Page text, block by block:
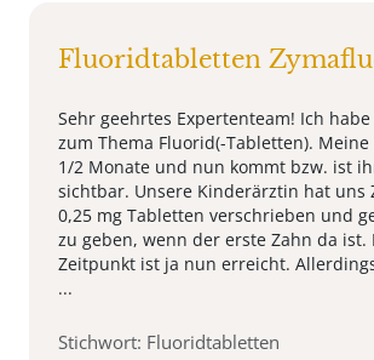
Fluoridtabletten
Sehr geehrtes Expertenteam! Ich
zum Thema Fluorid(-Tabletten).
1/2 Monate und nun kommt bzw. ist
sichtbar. Unsere Kinderärztin hat uns
0,25 mg Tabletten verschrieben und
zu geben, wenn der erste Zahn da ist.
Zeitpunkt ist ja nun erreicht.
...
Stichwort: Fluoridtabletten